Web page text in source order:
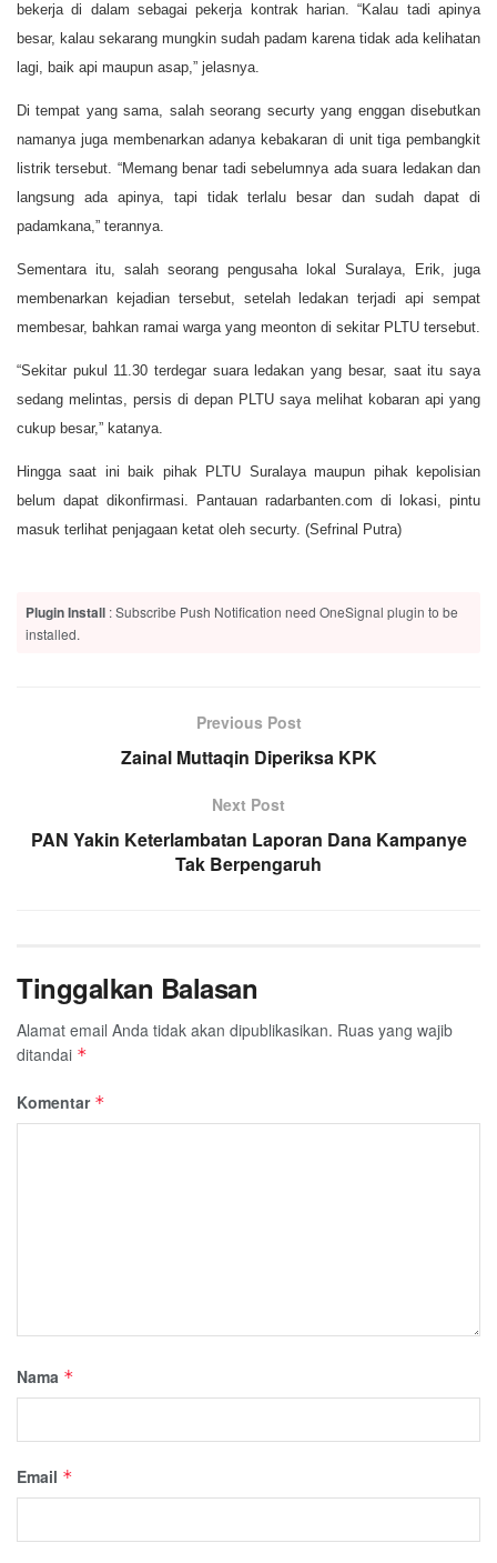
bekerja di dalam sebagai pekerja kontrak harian. “Kalau tadi apinya
besar, kalau sekarang mungkin sudah padam karena tidak ada kelihatan
lagi, baik api maupun asap,” jelasnya.
Di tempat yang sama, salah seorang securty yang enggan disebutkan
namanya juga membenarkan adanya kebakaran di unit tiga pembangkit
listrik tersebut. “Memang benar tadi sebelumnya ada suara ledakan dan
langsung ada apinya, tapi tidak terlalu besar dan sudah dapat di
padamkana,” terannya.
Sementara itu, salah seorang pengusaha lokal Suralaya, Erik, juga
membenarkan kejadian tersebut, setelah ledakan terjadi api sempat
membesar, bahkan ramai warga yang meonton di sekitar PLTU tersebut.
“Sekitar pukul 11.30 terdegar suara ledakan yang besar, saat itu saya
sedang melintas, persis di depan PLTU saya melihat kobaran api yang
cukup besar,” katanya.
Hingga saat ini baik pihak PLTU Suralaya maupun pihak kepolisian
belum dapat dikonfirmasi. Pantauan radarbanten.com di lokasi, pintu
masuk terlihat penjagaan ketat oleh securty. (Sefrinal Putra)
Plugin Install : Subscribe Push Notification need OneSignal plugin to be
installed.
Previous Post
Zainal Muttaqin Diperiksa KPK
Next Post
PAN Yakin Keterlambatan Laporan Dana Kampanye
Tak Berpengaruh
Tinggalkan Balasan
Alamat email Anda tidak akan dipublikasikan. Ruas yang wajib
ditandai *
Komentar *
Nama *
Email *